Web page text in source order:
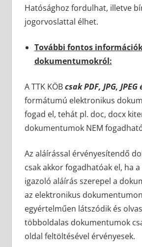
Hatósághoz fordulhat, illetve
jogorvoslattal élhet.
További fontos
dokumentumokról:
A TTK KÖBcsak PDF, JPG, JPEG
formátumú elektronikus
fogad el, tehát pl. doc, docx
dokumentumok NEM
Az aláírással érvényesítendő
csak akkor fogadhatóak el, ha
igazoló aláírás szerepel a
az elektronikus
egyértelműen látszódik és
többoldalas dokumentumok
oldal feltöltésével érvényesek.